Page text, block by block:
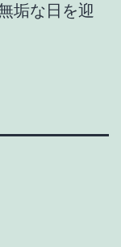
垢な日を迎